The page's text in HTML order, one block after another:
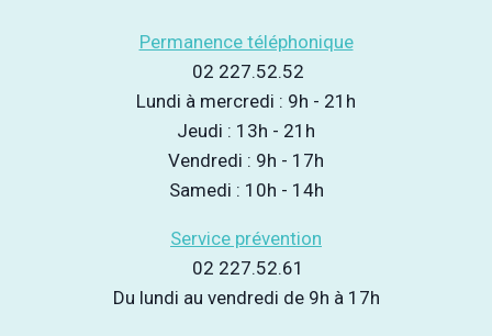
Permanence téléphonique
02 227.52.52
Lundi à mercredi : 9h - 21h
Jeudi : 13h - 21h
Vendredi : 9h - 17h
Samedi : 10h - 14h
Service prévention
02 227.52.61
Du lundi au vendredi de 9h à 17h